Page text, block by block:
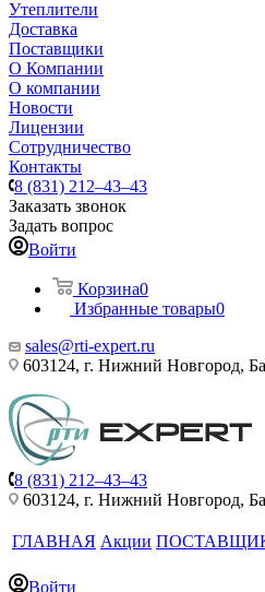
Утеплители
Доставка
Поставщики
О Компании
О компании
Новости
Лицензии
Сотрудничество
Контакты
8 (831) 212–43–43
Заказать звонок
Задать вопрос
Войти
Корзина0
Избранные товары0
sales@rti-expert.ru
603124, г. Нижний Новгород,
8 (831) 212–43–43
603124, г. Нижний Новгород,
ГЛАВНАЯ Акции
Войти